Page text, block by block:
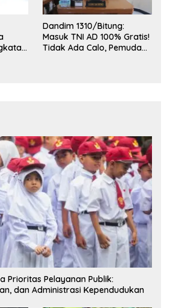
Dandim 1310/Bitung:
Masuk TNI AD 100% Gratis!
Tidak Ada Calo, Pemuda
Prioritas Pelayanan Publik:
dan Administrasi Kependudukan